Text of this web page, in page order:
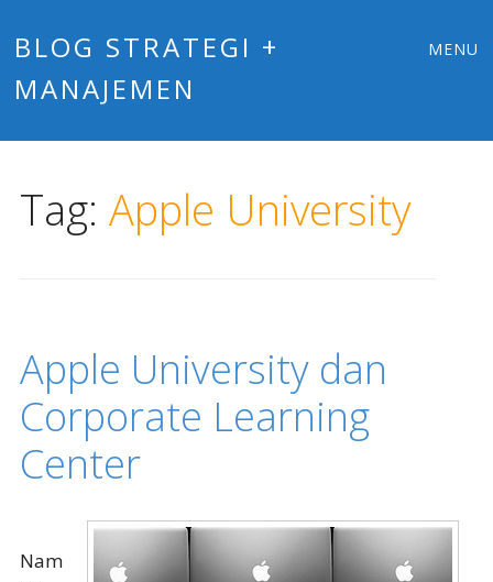
BLOG STRATEGI +
MANAJEMEN
MENU
Tag: Apple University
Apple University dan
Corporate Learning
Center
Nam